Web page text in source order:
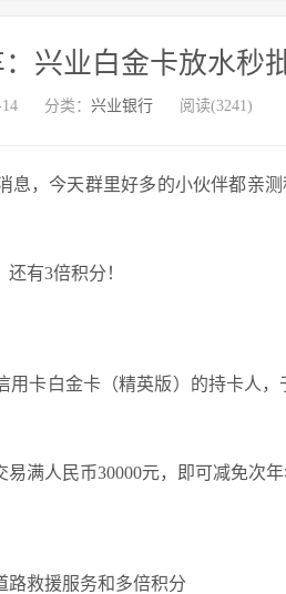
兴业白金卡放水秒批
分类： 兴业银行 阅读(3241)
息，今天群里好多的小伙伴都亲
有3倍积分！
卡白金卡（精英版）的持卡人，
满人民币30000元，即可减免次年
路救援服务和多倍积分